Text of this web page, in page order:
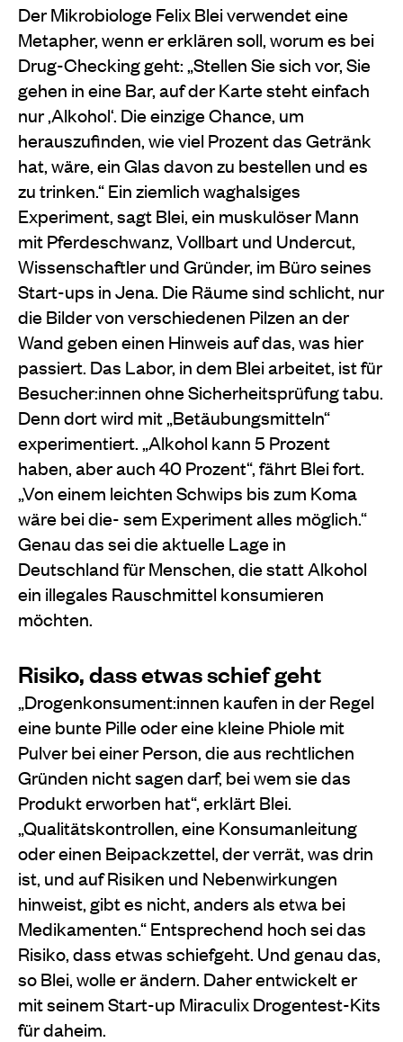
Der Mikrobiologe Felix Blei verwendet eine
Metapher, wenn er erklären soll, worum es bei
Drug-Checking geht: „Stellen Sie sich vor, Sie
gehen in eine Bar, auf der Karte steht einfach
nur ,Alkohol‘. Die einzige Chance, um
herauszufinden, wie viel Prozent das Getränk
hat, wäre, ein Glas davon zu bestellen und es
zu trinken.“ Ein ziemlich waghalsiges
Experiment, sagt Blei, ein muskulöser Mann
mit Pferdeschwanz, Vollbart und Undercut,
Wissenschaftler und Gründer, im Büro seines
Start-ups in Jena. Die Räume sind schlicht, nur
die Bilder von verschiedenen Pilzen an der
Wand geben einen Hinweis auf das, was hier
passiert. Das Labor, in dem Blei arbeitet, ist für
Besucher:innen ohne Sicherheitsprüfung tabu.
Denn dort wird mit „Betäubungsmitteln“
experimentiert. „Alkohol kann 5 Prozent
haben, aber auch 40 Prozent“, fährt Blei fort.
„Von einem leichten Schwips bis zum Koma
wäre bei die- sem Experiment alles möglich.“
Genau das sei die aktuelle Lage in
Deutschland für Menschen, die statt Alkohol
ein illegales Rauschmittel konsumieren
möchten.
Risiko, dass etwas schief geht
„Drogenkonsument:innen kaufen in der Regel
eine bunte Pille oder eine kleine Phiole mit
Pulver bei einer Person, die aus rechtlichen
Gründen nicht sagen darf, bei wem sie das
Produkt erworben hat“, erklärt Blei.
„Qualitätskontrollen, eine Konsumanleitung
oder einen Beipackzettel, der verrät, was drin
ist, und auf Risiken und Nebenwirkungen
hinweist, gibt es nicht, anders als etwa bei
Medikamenten.“ Entsprechend hoch sei das
Risiko, dass etwas schiefgeht. Und genau das,
so Blei, wolle er ändern. Daher entwickelt er
mit seinem Start-up Miraculix Drogentest-Kits
für daheim.